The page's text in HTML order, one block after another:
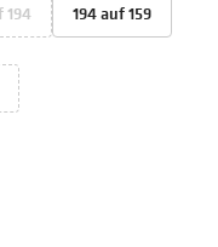
194 194 auf 159